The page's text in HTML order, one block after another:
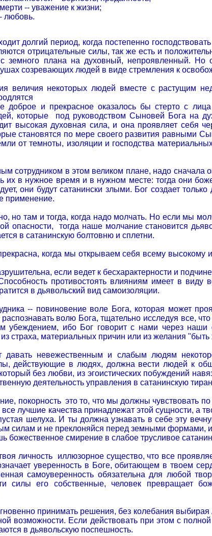
-- уважение к жизни;
любовь.
долгий период, когда постепенно
отрицательные силы, так же есть и
земного плана на духовный, непроявленный. Но
созревающих людей в виде стремления к
величия некоторых людей вместе с растущим
доброе и прекрасное оказалось бы стерто с
которые
под руководством Сыновей Бога на
высокая духовная сила, и она проявляет себя
становятся по мере своего развития равными
от темноты, изоляции и господства
сотрудником в этом великом плане, надо
их в нужное время и в нужном месте: тогда они
они будут сатанински злыми. Бог создает
применение.
но там и тогда, когда надо молчать. Но если мы
опасности,
тогда наше молчание становится
в сатанинскую болтовню и сплетни.
когда мы открываем себя всему
если ведет к бесхарактерности и
противостоять влияниям имеет в
в дьявольский вид самоизоляции.
-- повиновение воле Бога, которая может
волю Бога, тщательно исследуя все,
убеждением, ибо Бог говорит с нами через наши
страха, материальных причин или из желания
давать невежественным и слабым людям
действующие в людях, должна вести людей к
без любви, из эгоистических побуждений
деятельность управления в сатанинскую
покорность это то, что мы должны чувствовать
лучшие качества принадлежат этой сущности, а
шелуха. И ты должна узнавать в себе эту
силам и не преклоняйся перед земными формами,
божественное смирение в слабое трусливое
личность
иллюзорное существо, что все
уверенность в Боге, обитающем в твоем
самоуверенность обязательна для любой
силы его собственные, человек превращает
принимать решения, без колебания
возможности. Если действовать при этом с
в дьявольскую поспешность.